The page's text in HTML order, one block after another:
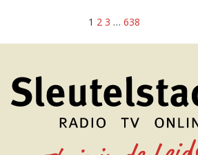
1 2 3 … 638